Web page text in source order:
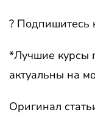
? Подпишитесь
*Лучшие курсы
актуальны на
Оригинал